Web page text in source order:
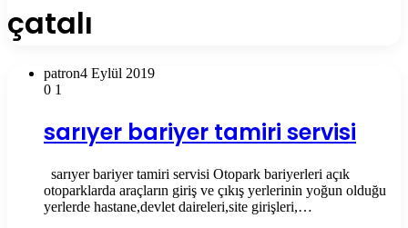
çatalı
patron4 Eylül 2019
0 1
sarıyer bariyer tamiri servisi
sarıyer bariyer tamiri servisi Otopark bariyerleri açık
otoparklarda araçların giriş ve çıkış yerlerinin yoğun olduğu
yerlerde hastane,devlet daireleri,site girişleri,…